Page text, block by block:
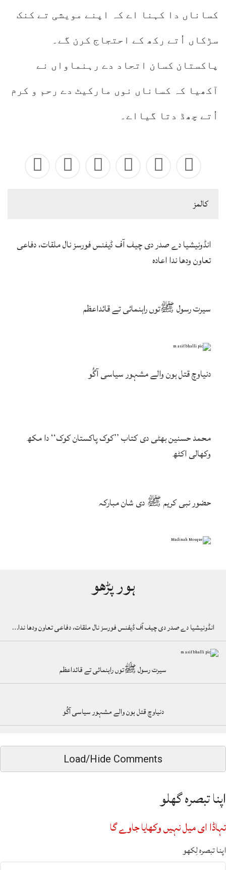
کساناں دا کہنا اے کہ اپنے مویشی تے کنک
سڑکاں اُتے رکھ کے احتجاج کرن گے۔
پاکستان کسان اتحاد دے رہنماواں نے
آکھیا کہ کساناں نوں مارکیٹ دے رحم و کرم
اُتے چھڈ دتا گیااے۔
كالمز
انڈونیشیا دے صدر دی چیف آف ڈیفنس فورسز نال ملقات، دفاعی
تعاون ودھا ندا اعادہ
سیرت رسول ﷺتوں راہنمائی تے قائداعظم
دنیاوچ قتل ہون والے مشہور سیاسی آگُو
محمد حسنین بھٹی دی کتاب ’’کوک پاکستان کوک‘‘ دا مکھ
وکھالی اکٹھ
حضور نبی کریم ﷺ دی شان مبارکہ
ہور پڑھو
انڈونیشیا دے صدر دی چیف آف ڈیفنس فورسز نال ملقات، دفاعی تعاون ودھا ندا…
سیرت رسول ﷺتوں راہنمائی تے قائداعظم
دنیاوچ قتل ہون والے مشہور سیاسی آگُو
Load/Hide Comments
اپنا تبصرہ گھلو
تہاڈا ای میل نہیں وکھایا جاوے گا
اپنا تبصرہ لِکھو